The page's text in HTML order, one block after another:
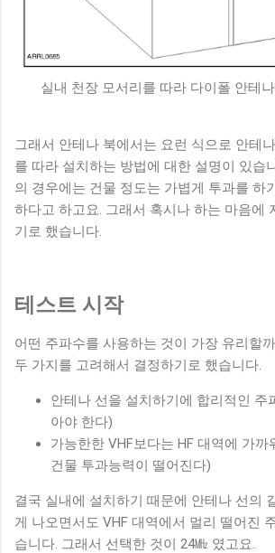
실내 천장 모서리를 따라 다이폴 안테
그래서 안테나 북에서는 요런 식으로 안테
를 따라 설치하는 방법에 대한 설명이 있습
의 경우에는 건물 정도는 가볍게 투과를 하
하다고 하고요. 그래서 혹시나 하는 마음에
기로 했습니다.
테스트 시작
어떤 주파수를 사용하는 것이 가장 유리할
두 가지를 고려해서 결정하기로 했습니다.
안테나 선을 설치하기에 합리적인 주
아야 한다)
가능한한 VHF보다는 HF 대역에 가까
건물 투과능력이 떨어진다)
결국 실내에 설치하기 때문에 안테나 선의
게 나오면서도 VHF 대역에서 멀리 떨어진
습니다. 그래서 선택한 것이 24㎒ 였고요.